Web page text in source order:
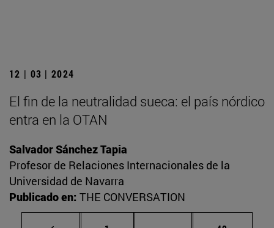
12 | 03 | 2024
El fin de la neutralidad sueca: el país nórdico
entra en la OTAN
Salvador Sánchez Tapia
Profesor de Relaciones Internacionales de la
Universidad de Navarra
Publicado en: THE CONVERSATION